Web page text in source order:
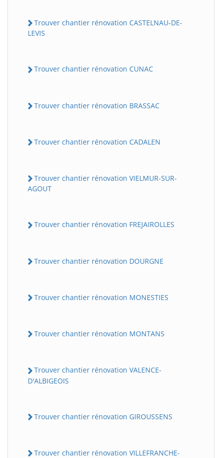
Trouver chantier rénovation CASTELNAU-DE-
LEVIS
Trouver chantier rénovation CUNAC
Trouver chantier rénovation BRASSAC
Trouver chantier rénovation CADALEN
Trouver chantier rénovation VIELMUR-SUR-
AGOUT
Trouver chantier rénovation FREJAIROLLES
Trouver chantier rénovation DOURGNE
Trouver chantier rénovation MONESTIES
Trouver chantier rénovation MONTANS
Trouver chantier rénovation VALENCE-
D'ALBIGEOIS
Trouver chantier rénovation GIROUSSENS
Trouver chantier rénovation VILLEFRANCHE-